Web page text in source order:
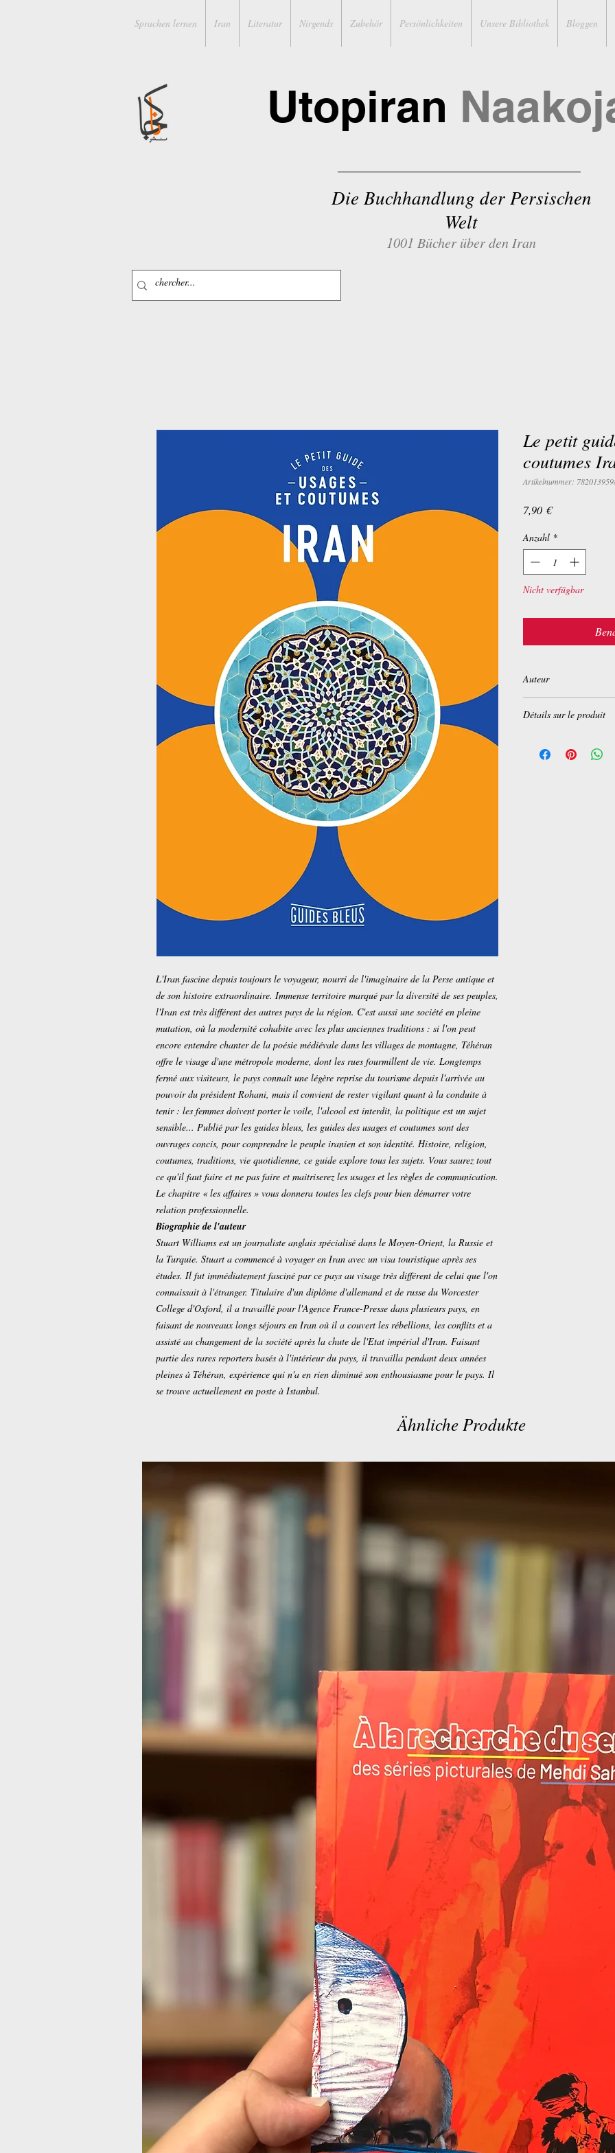
Sprachen lernen Iran Literatur Nirgends Zubehör Persönlichkeiten Unsere Bibliothek Bloggen
Utopiran
Die Buchhandlung der Persischen
Welt
1001 Bücher über den Iran
L'Iran fascine depuis toujours le voyageur, nourri de l'imaginaire de la Perse antique et
de son histoire extraordinaire. Immense territoire marqué par la diversité de ses peuples,
l'Iran est très différent des autres pays de la région. C'est aussi une société en pleine
mutation, où la modernité cohabite avec les plus anciennes traditions : si l'on peut
encore entendre chanter de la poésie médiévale dans les villages de montagne, Téhéran
offre le visage d'une métropole moderne, dont les rues fourmillent de vie. Longtemps
fermé aux visiteurs, le pays connaît une légère reprise du tourisme depuis l'arrivée au
pouvoir du président Rohani, mais il convient de rester vigilant quant à la conduite à
tenir : les femmes doivent porter le voile, l'alcool est interdit, la politique est un sujet
sensible... Publié par les guides bleus, les guides des usages et coutumes sont des
ouvrages concis, pour comprendre le peuple iranien et son identité. Histoire, religion,
coutumes, traditions, vie quotidienne, ce guide explore tous les sujets. Vous saurez tout
ce qu'il faut faire et ne pas faire et maitriserez les usages et les règles de communication.
Le chapitre « les affaires » vous donnera toutes les clefs pour bien démarrer votre
relation professionnelle.
Biographie de l'auteur
Stuart Williams est un journaliste anglais spécialisé dans le Moyen-Orient, la Russie et
la Turquie. Stuart a commencé à voyager en Iran avec un visa touristique après ses
études. Il fut immédiatement fasciné par ce pays au visage très différent de celui que l'on
connaissait à l'étranger. Titulaire d'un diplôme d'allemand et de russe du Worcester
College d'Oxford, il a travaillé pour l'Agence France-Presse dans plusieurs pays, en
faisant de nouveaux longs séjours en Iran où il a couvert les rébellions, les conflits et a
assisté au changement de la société après la chute de l'Etat impérial d'Iran. Faisant
partie des rares reporters basés à l'intérieur du pays, il travailla pendant deux années
pleines à Téhéran, expérience qui n'a en rien diminué son enthousiasme pour le pays. Il
se trouve actuellement en poste à Istanbul.
Le petit
coutumes
Artikelnummer:
7,90 €Preis
Anzahl *
Nicht verfügbar
Auteur
Détails sur le produit
Editeur : Hachette
Ähnliche Produkte